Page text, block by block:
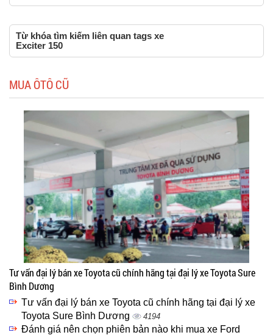
Từ khóa tìm kiếm liên quan tags xe
Exciter 150
MUA ÔTÔ CŨ
Tư vấn đại lý bán xe Toyota cũ chính hãng tại đại lý xe Toyota Sure
Bình Dương
Tư vấn đại lý bán xe Toyota cũ chính hãng tại đại lý xe
Toyota Sure Bình Dương
4194
Đánh giá nên chọn phiên bản nào khi mua xe Ford